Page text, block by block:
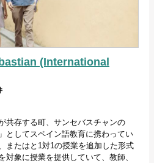
(International
共存する町、サンセバスチャンの
としてスペイン語教育に携わってい
またはと1対1の授業を追加した形式
対象に授業を提供していて、教師、